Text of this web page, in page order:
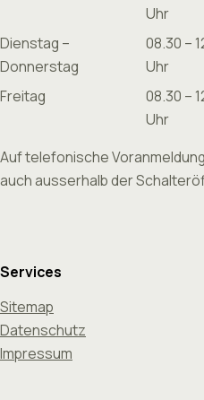
Uhr
Dienstag –
Donnerstag
08.30 –
Uhr
Freitag
08.30 –
Uhr
Auf telefonische
auch ausserhalb der
Services
Sitemap
Datenschutz
Impressum